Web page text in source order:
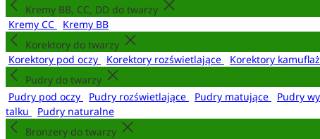
Kremy BB, CC, DD do twarzy
Kremy CC
Kremy BB
Korektory do twarzy
Korektory pod oczy
Korektory rozświetlające Korektory
Pudry do twarzy
Pudry pod oczy
Pudry rozświetlające Pudry matujące Pudry
talku
Pudry naturalne
Bronzery do twarzy